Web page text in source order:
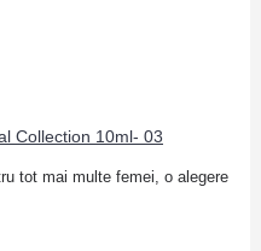
Collection 10ml- 03
tot mai multe femei, o alegere